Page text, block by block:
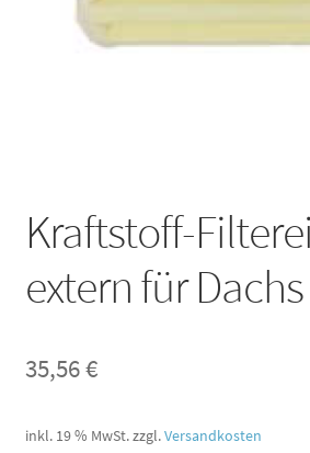
Warenkorb
Kraftstoff-
extern für Dachs
35,56€
inkl. 19 % MwSt.zzgl.Versandkosten